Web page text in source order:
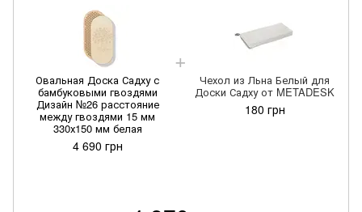
Овальная Доска Садху с
бамбуковыми гвоздями
Дизайн №26 расстояние
между гвоздями 15 мм
330х150 мм белая
4 690 грн
Чехол из Льна Белый для
Доски Садху от METADESK
180 грн